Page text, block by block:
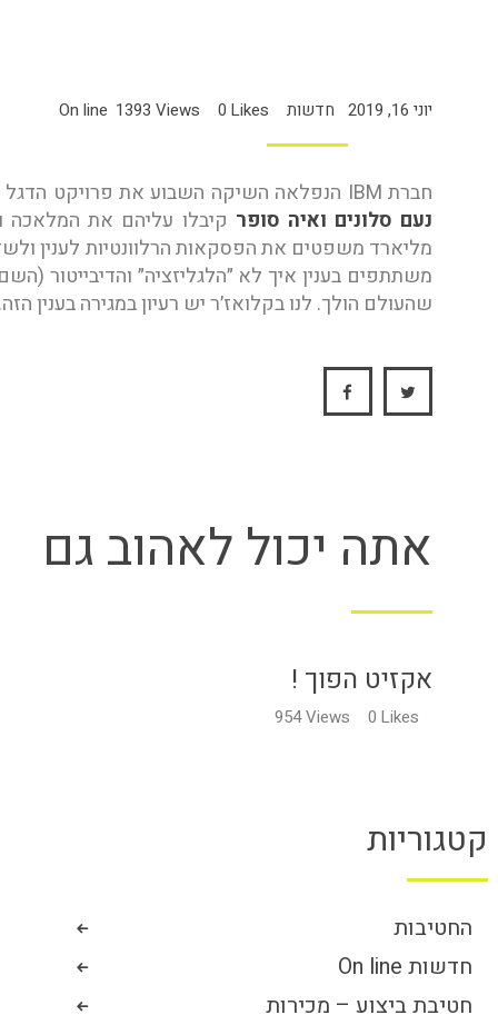
יוני 16, 2019 חדשות On line 1393 Views 0 Likes
חברת IBM הנפלאה השיקה השבוע את פרויקט הדגל של מרכז הפיתוח שלה פה אצלנו בישראל. הד"ר
נעם סלונים ואיה סופר
שהעולם הולך. לנו בקלואז׳ר יש רעיון במגירה בענין
אתה יכול לאהוב גם
אקזיט הפוך !
954Views 0 Likes
קטגוריות
החטיבות
חדשות On line
חטיבת ביצוע – מכירות